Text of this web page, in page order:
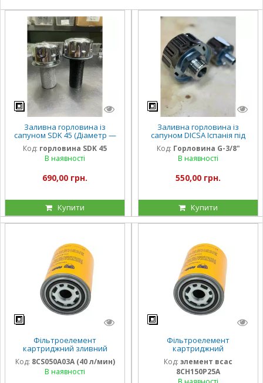
Заливна горловина із
сапуном SDK 45 (Діаметр —
51 мм, глибина сітки — 103
мм)
Код: горловина SDK 45
В наявності
690,00 грн.
Купити
Заливна горловина із
сапуном DICSA Іспанія під
Код: Горловина G-3/8"
В наявності
550,00 грн.
Купити
Фільтроелемент
картриджний зливний
8CS050A03A (40 л/хв)
Код: 8CS050A03A (40 л/мин)
В наявності
Фільтроелемент
картриджний
всмоктувальний
8CH150P25A (60 л/мин)
Код: элемент всас
8CH150P25A